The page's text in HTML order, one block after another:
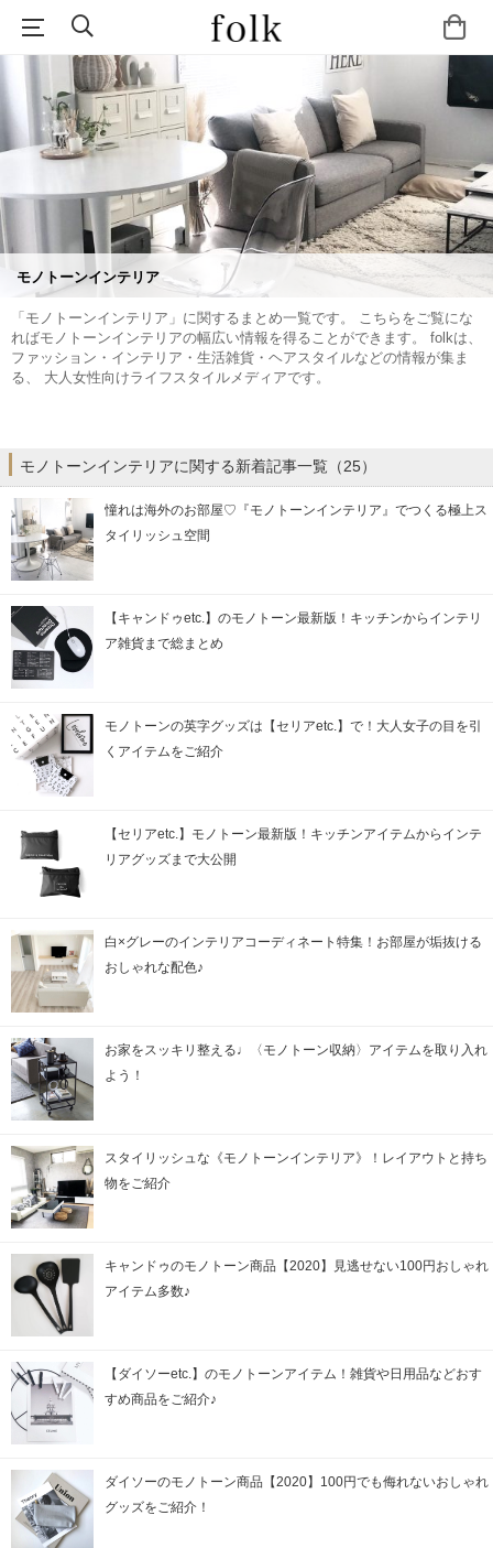
モノトーンインテリア
「モノトーンインテリア」に関するまとめ一覧です。 こちらをご覧にな
ればモノトーンインテリアの幅広い情報を得ることができます。 folkは、
ファッション・インテリア・生活雑貨・ヘアスタイルなどの情報が集ま
る、 大人女性向けライフスタイルメディアです。
モノトーンインテリアに関する新着記事一覧（25）
憧れは海外のお部屋♡『モノトーンインテリア』でつくる極上ス
タイリッシュ空間
【キャンドゥetc.】のモノトーン最新版！キッチンからインテリ
ア雑貨まで総まとめ
モノトーンの英字グッズは【セリアetc.】で！大人女子の目を引
くアイテムをご紹介
【セリアetc.】モノトーン最新版！キッチンアイテムからインテ
リアグッズまで大公開
白×グレーのインテリアコーディネート特集！お部屋が垢抜ける
おしゃれな配色♪
お家をスッキリ整える♩〈モノトーン収納〉アイテムを取り入れ
よう！
スタイリッシュな《モノトーンインテリア》！レイアウトと持ち
物をご紹介
キャンドゥのモノトーン商品【2020】見逃せない100円おしゃれ
アイテム多数♪
【ダイソーetc.】のモノトーンアイテム！雑貨や日用品などおす
すめ商品をご紹介♪
ダイソーのモノトーン商品【2020】100円でも侮れないおしゃれ
グッズをご紹介！